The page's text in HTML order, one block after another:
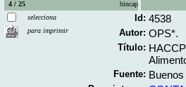
4 / 25
bincap
selecciona
para imprimir
Id: 4538
Autor: OPS*.
Título:
Fuente: